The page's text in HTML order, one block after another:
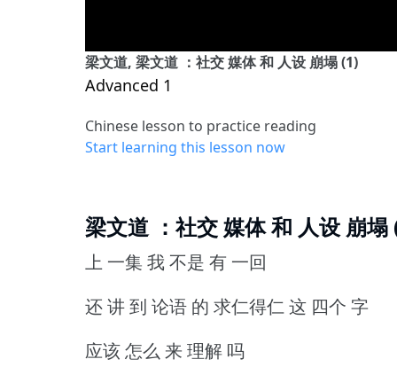
梁文道, 梁文道 ：社交 媒体 和 人设 崩塌 (1)
Advanced 1
Chinese lesson to practice reading
Start learning this lesson now
梁文道 ：社交 媒体 和 人设 崩塌
上 一集 我 不是 有 一回
还 讲 到 论语 的 求仁得仁 这 四个 字
应该 怎么 来 理解 吗